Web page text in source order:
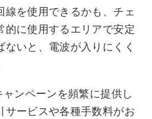
線を使用できるかも、チェ
的に使用するエリアで安定
ないと、電波が入りにくく
ンペーンを頻繁に提供し
サービスや各種手数料がお